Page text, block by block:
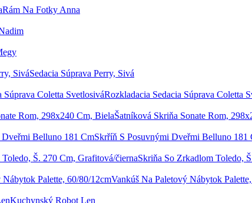
Rám Na Fotky Anna
Sedacia Súprava Perry, Sivá
Rozkladacia Sedacia Súprava Coletta
Šatníková Skriňa Sonate Rom,
Skrříň S Posuvnými Dveřmi Belluno 181
Skriňa So Zrkadlom Toledo,
Vankúš Na Paletový Nábytok
Kuchynský Robot Len